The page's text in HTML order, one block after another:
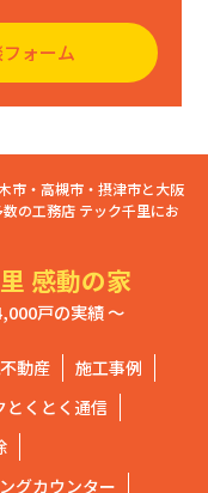
ォーム
市・高槻市・摂津市と大阪
の工務店 テック千里にお
感動の家
戸の実績 ～
動産
施工事例
とくとく通信
グカウンター